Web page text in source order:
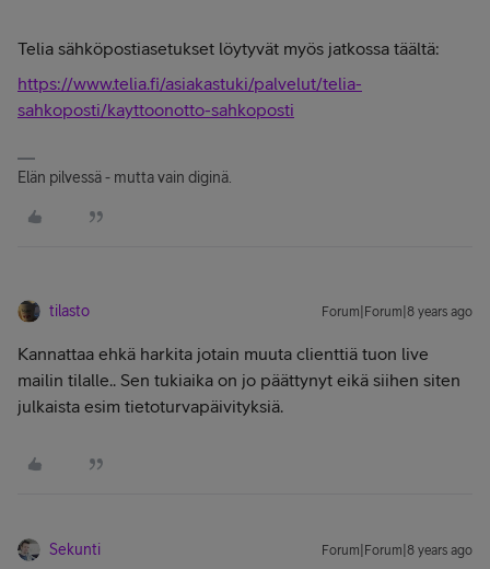
Telia sähköpostiasetukset löytyvät myös jatkossa täältä:
https://www.telia.fi/asiakastuki/palvelut/telia-
sahkoposti/kayttoonotto-sahkoposti
Elän pilvessä - mutta vain diginä.
tilasto Forum|Forum|8 years ago
Kannattaa ehkä harkita jotain muuta clienttiä tuon live
mailin tilalle.. Sen tukiaika on jo päättynyt eikä siihen siten
julkaista esim tietoturvapäivityksiä.
Sekunti Forum|Forum|8 years ago